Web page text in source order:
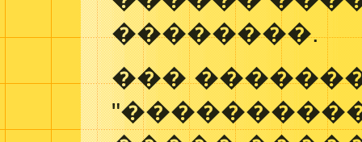
��������.
���